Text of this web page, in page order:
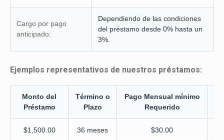
Cargo por pago
anticipado:
Dependiendo de las condiciones
del préstamo desde 0% hasta un
3%.
Ejemplos representativos de nuestros préstamos:
Monto del
Préstamo
Término o
Plazo
Pago Mensual mínimo
Requerido
$1,500.00 36 meses $30.00